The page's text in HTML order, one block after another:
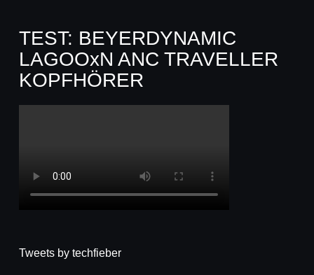
TEST: BEYERDYNAMIC
LAGOOxN ANC TRAVELLER
KOPFHÖRER
Tweets by techfieber